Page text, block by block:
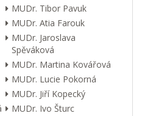
MUDr. Tibor Pavuk
MUDr. Atia Farouk
MUDr. Jaroslava
Spěváková
MUDr. Martina Kovářová
MUDr. Lucie Pokorná
MUDr. Jiří Kopecký
MUDr. Ivo Šturc